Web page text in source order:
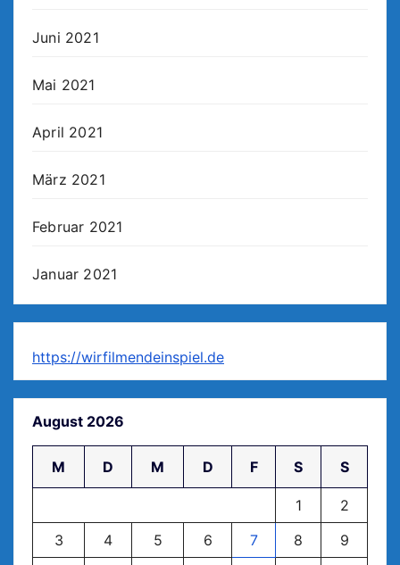
Juni 2021
Mai 2021
April 2021
März 2021
Februar 2021
Januar 2021
https://wirfilmendeinspiel.de
August 2026
M D M D F S S
1
2
3
4 5 6 7 8
9